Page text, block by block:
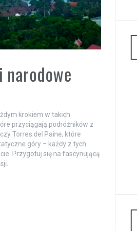
narodowe
krokiem w takich
przyciągają podróżników z
Torres del Paine, które
góry – każdy z tych
Przygotuj się na fascynującą